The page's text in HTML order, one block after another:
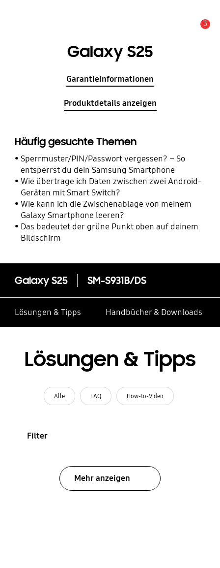
3
Galaxy S25
Garantieinformationen
Produktdetails anzeigen
Häufig gesuchte Themen
Sperrmuster/PIN/Passwort vergessen? – So
entsperrst du dein Samsung Smartphone
Wie übertrage ich Daten zwischen zwei Android-
Geräten mit Smart Switch?
Wie kann ich die Zwischenablage von meinem
Galaxy Smartphone leeren?
Das bedeutet der grüne Punkt oben auf deinem
Bildschirm
Galaxy S25 SM-S931B/DS
Lösungen & Tipps Handbücher & Downloads
Lösungen & Tipps
Alle FAQ How-to-Video
Filter
Mehr anzeigen